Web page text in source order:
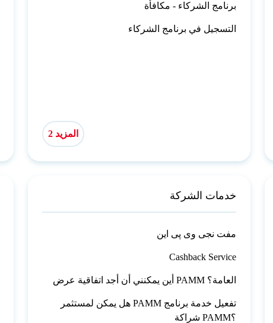
برنامج الشركاء - مكافأة
التسجيل في برنامج الشركاء
المزيد 2
خدمات الشركة
مفت نجی وی پی این
Cashback Service
أين يمكنني أن أجد اتفاقية عرض PAMM العامة؟
هل يمكن لمستثمر PAMM تفعيل خدمة برنامج
شراكة PAMM؟